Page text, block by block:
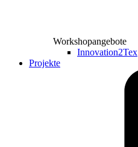
Workshopangebote
Innovation2Tex
Projekte